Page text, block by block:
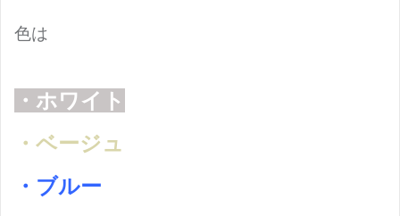
色は
・ホワイト
・ベージュ
・ブルー